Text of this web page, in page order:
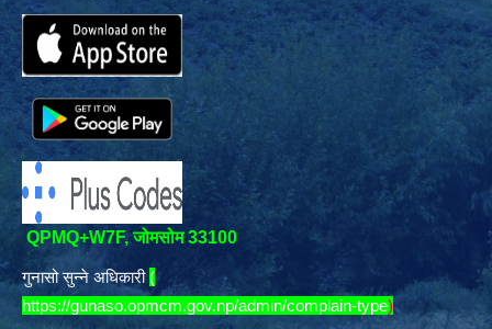
QPMQ+W7F, जोमसोम 33100
गुनासो सुन्ने अधिकारी (
https://gunaso.opmcm.gov.np/admin/complain-type)